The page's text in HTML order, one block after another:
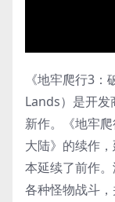
《地牢爬行3
Lands）是开
新作。《地牢
大陆》的续作
本延续了前作
各种怪物战斗